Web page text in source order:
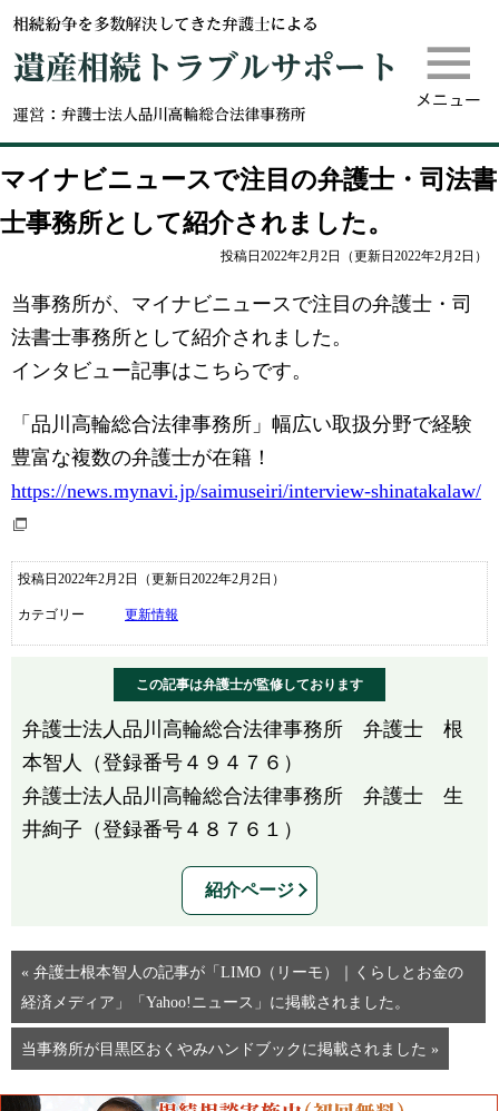
遺産相続
マイナビニュースで注目の弁護士・司法書
士事務所として紹介されました。
投稿日2022年2月2日 （更新日2022年2月2日）
当事務所が、マイナビニュースで注目の弁護士・司
法書士事務所として紹介されました。
インタビュー記事はこちらです。
「品川高輪総合法律事務所」幅広い取扱分野で経験
豊富な複数の弁護士が在籍！
https://news.mynavi.jp/saimuseiri/interview-shinatakalaw/
投稿日2022年2月2日 （更新日2022年2月2日）
カテゴリー 更新情報
この記事は弁護士が監修しております
弁護士法人品川高輪総合法律事務所 弁護士 根
本智人（登録番号４９４７６）
弁護士法人品川高輪総合法律事務所 弁護士 生
井絢子（登録番号４８７６１）
紹介ページ
« 弁護士根本智人の記事が「LIMO（リーモ）｜くらしとお金の
経済メディア」「Yahoo!ニュース」に掲載されました。
当事務所が目黒区おくやみハンドブックに掲載されました »